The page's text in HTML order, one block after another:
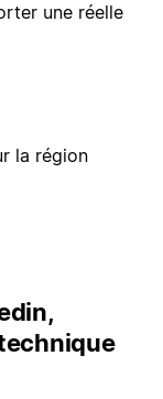
une réelle
la région